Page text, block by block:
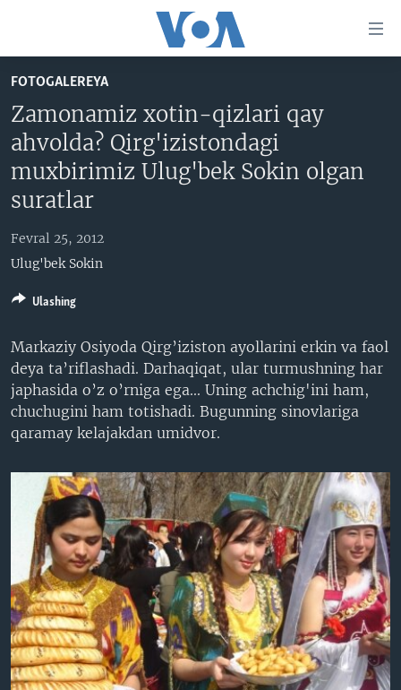
boring
Boshiga
Qidiruvga
o'ting
AMERIKA
MARKAZIY OSIYO
XALQARO
MULTIMEDIA
VASHINGTON CHOYXONASI
MOBIL-SALOM!
VIDEO
YOUTUBE
INSTAGRAM
ODNOKLASSNIKI
TWITTER
SOUNDCLOUD
EDITORIAL
Learning English
VOA
FOTOGALEREYA
Zamonamiz xotin-qizlari qay
ahvolda? Qirg'izistondagi
muxbirimiz Ulug'bek Sokin olgan
suratlar
Fevral 25, 2012
Ulug'bek Sokin
Markaziy Osiyoda Qirg’iziston ayollarini erkin va faol
deya ta’riflashadi. Darhaqiqat, ular turmushning har
japhasida o’z o’rniga ega... Uning achchig'ini ham,
chuchugini ham totishadi. Bugunning sinovlariga
qaramay kelajakdan umidvor.
Ulashing